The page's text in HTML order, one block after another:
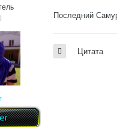
Последний
Цитата